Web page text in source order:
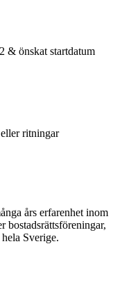
& önskat startdatum
ritningar
års erfarenhet inom
bostadsrättsföreningar,
Sverige.